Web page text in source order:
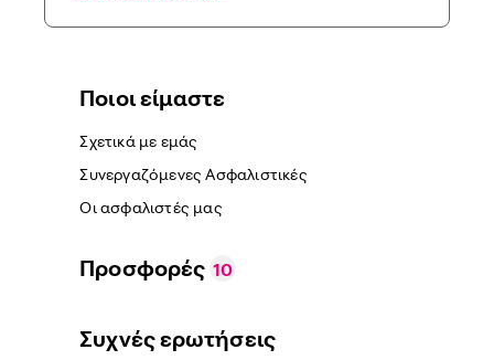
Ποιοι είμαστε
Σχετικά με εμάς
Συνεργαζόμενες Ασφαλιστικές
Οι ασφαλιστές μας
Προσφορές 10
Συχνές ερωτήσεις